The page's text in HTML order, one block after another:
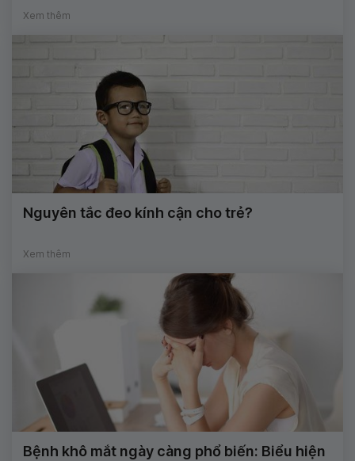
Xem thêm
Nguyên tắc đeo kính cận cho trẻ?
Xem thêm
Bệnh khô mắt ngày càng phổ biến: Biểu hiện